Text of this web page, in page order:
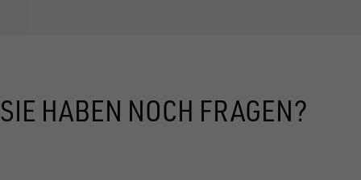
SIE HABEN NOCH FRAGEN?